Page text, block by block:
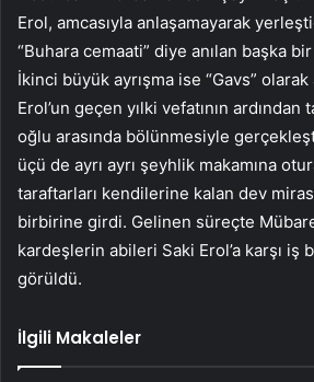
Erol, amcasıyla anlaşamayarak
“Buhara cemaati” diye anılan başka
İkinci büyük ayrışma ise “Gavs”
Erol’un geçen yılki vefatının ardından
oğlu arasında bölünmesiyle
üçü de ayrı ayrı şeyhlik makamına
taraftarları kendilerine kalan dev
birbirine girdi. Gelinen süreçte
kardeşlerin abileri Saki Erol’a karşı
görüldü.
İlgili Makaleler